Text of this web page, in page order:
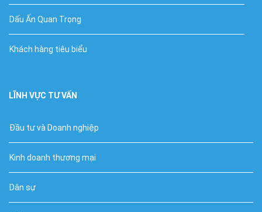
Dấu Ấn Quan Trọng
Khách hàng tiêu biểu
LĨNH VỰC TƯ VẤN
Đầu tư và Doanh nghiệp
Kinh doanh thương mại
Dân sự